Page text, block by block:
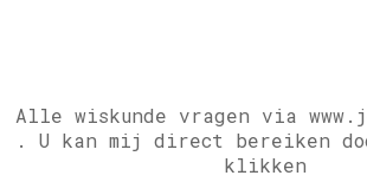
Alle wiskunde vragen via
. U kan mij direct bereiken
klikken